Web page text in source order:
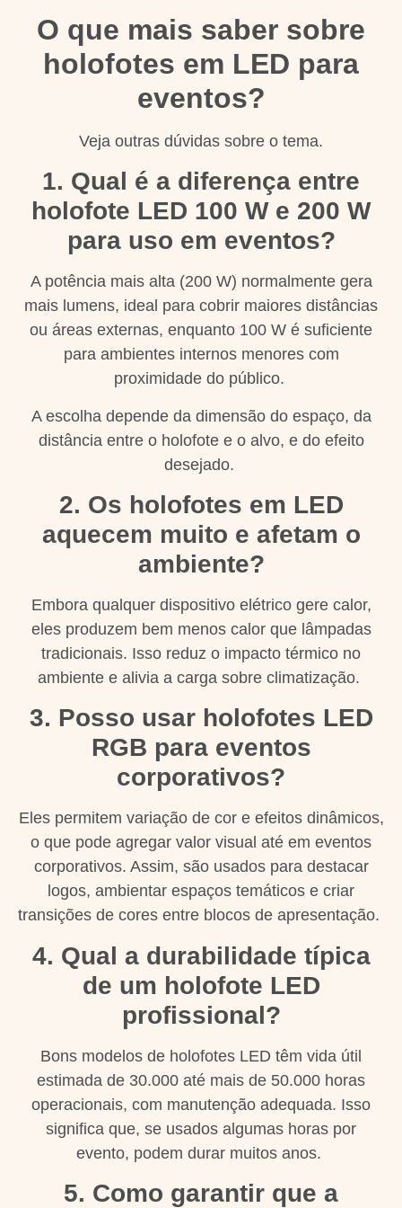
O que mais saber sobre
holofotes em LED para
eventos?
Veja outras dúvidas sobre o tema.
1. Qual é a diferença entre
holofote LED 100 W e 200 W
para uso em eventos?
A potência mais alta (200 W) normalmente gera
mais lumens, ideal para cobrir maiores distâncias
ou áreas externas, enquanto 100 W é suficiente
para ambientes internos menores com
proximidade do público.
A escolha depende da dimensão do espaço, da
distância entre o holofote e o alvo, e do efeito
desejado.
2. Os holofotes em LED
aquecem muito e afetam o
ambiente?
Embora qualquer dispositivo elétrico gere calor,
eles produzem bem menos calor que lâmpadas
tradicionais. Isso reduz o impacto térmico no
ambiente e alivia a carga sobre climatização.
3. Posso usar holofotes LED
RGB para eventos
corporativos?
Eles permitem variação de cor e efeitos dinâmicos,
o que pode agregar valor visual até em eventos
corporativos. Assim, são usados para destacar
logos, ambientar espaços temáticos e criar
transições de cores entre blocos de apresentação.
4. Qual a durabilidade típica
de um holofote LED
profissional?
Bons modelos de holofotes LED têm vida útil
estimada de 30.000 até mais de 50.000 horas
operacionais, com manutenção adequada. Isso
significa que, se usados algumas horas por
evento, podem durar muitos anos.
5. Como garantir que a